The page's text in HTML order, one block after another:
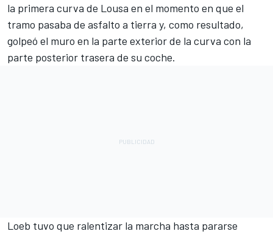
la primera curva de Lousa en el momento en que el
tramo pasaba de asfalto a tierra y, como resultado,
golpeó el muro en la parte exterior de la curva con la
parte posterior trasera de su coche.
Loeb tuvo que ralentizar la marcha hasta pararse